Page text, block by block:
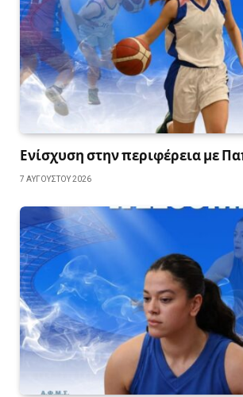
Ενίσχυση στην περιφέρεια με
7 ΑΥΓΟΎΣΤΟΥ 2026